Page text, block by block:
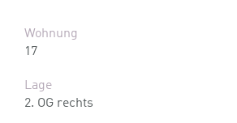
Wohnung
17
Lage
2. OG rechts